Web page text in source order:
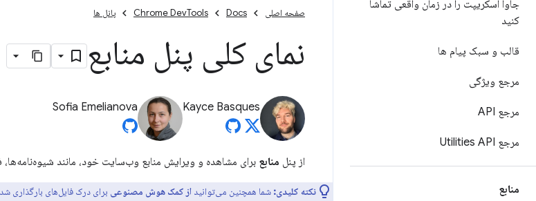
جاوا اسکریپت را در زمان واقعی تماشا
کنید
قالب و سبک پیام ها
مرجع ویژگی
مرجع API
مرجع Utilities API
منابع
صفحه اصلی Docs
Chrome DevTools پانل ها
نمای کلی پنل منابع
Kayce Basques
Sofia Emelianova
از پنل منابع برای مشاهده و ویرایش منابع وب‌سایت خود، مانند
نکته کلیدی: شما همچنین می‌توانید از کمک هوش مصنوعی برای درک فایل‌های بارگذاری